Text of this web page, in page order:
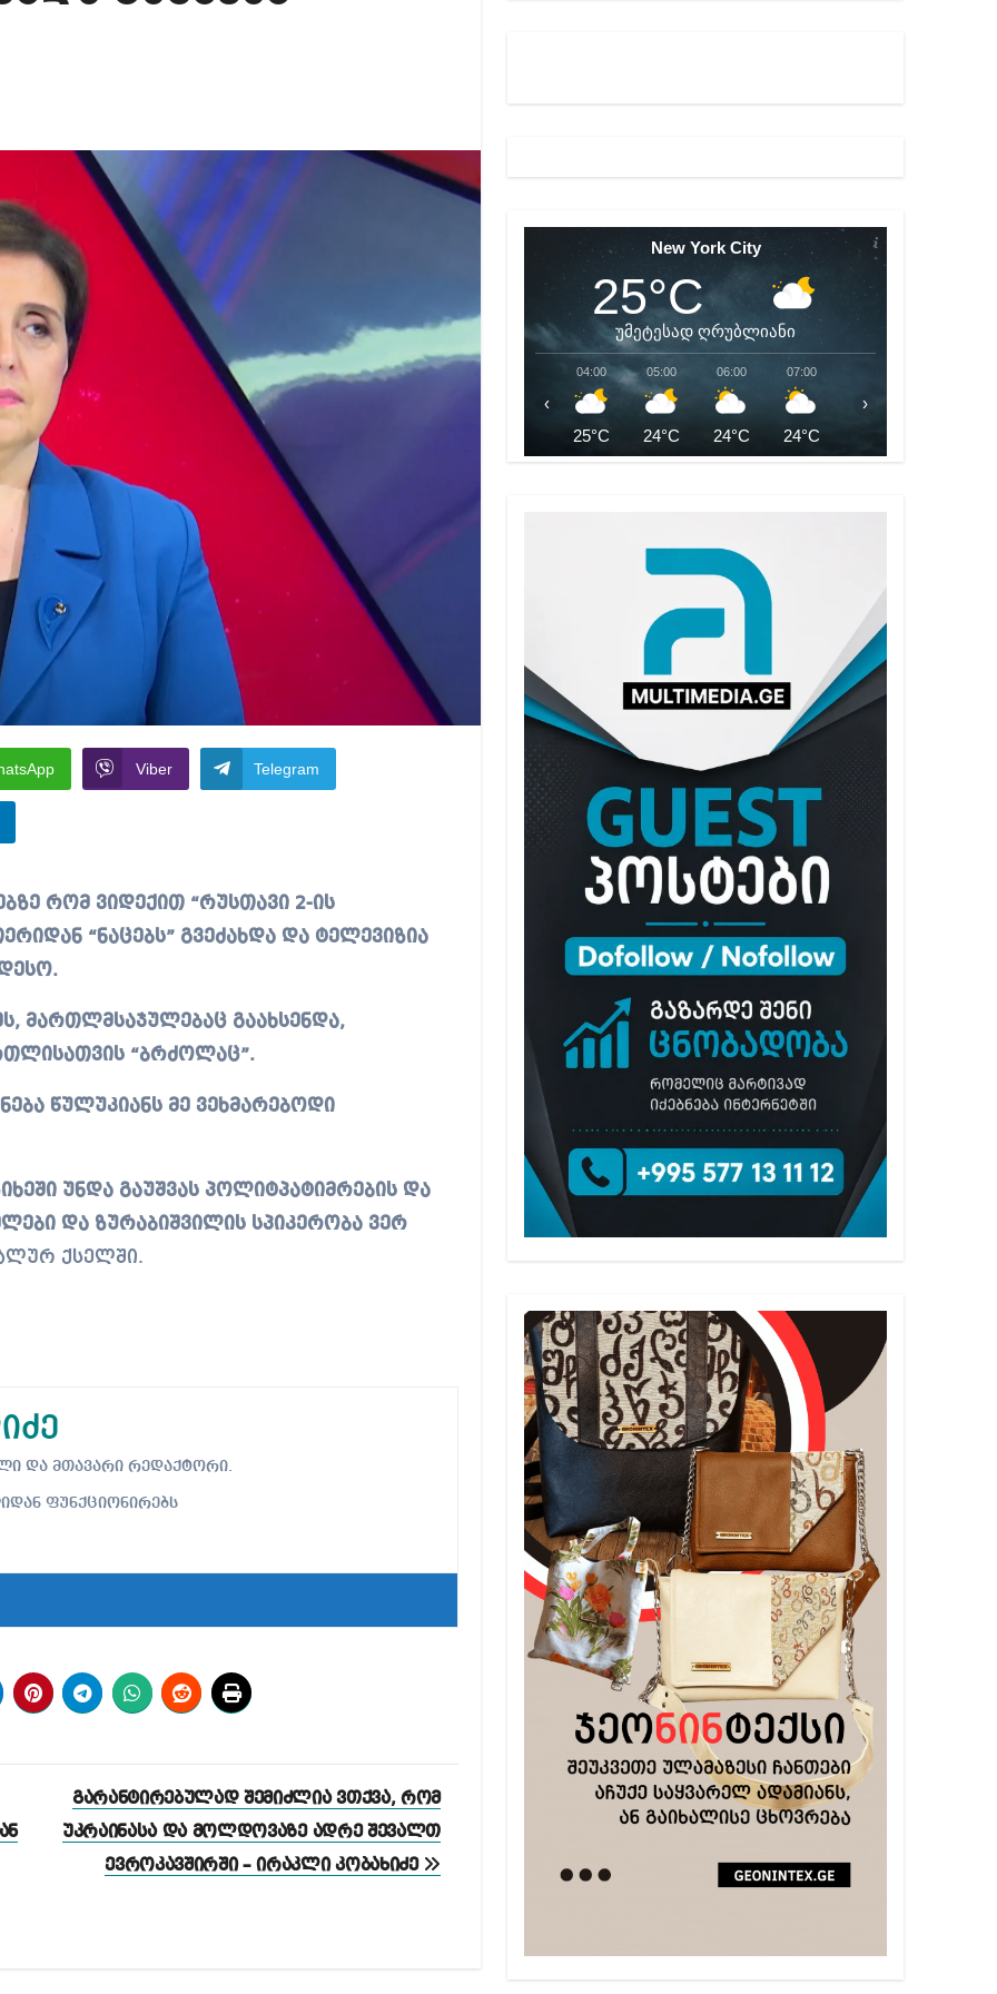
Viber Telegram
“ნაცებს” გვეძახდა და ტელევიზია
მართლმსაჯულებაც გაახსენდა,
“ბრძოლაც”.
წულუკიანს მე ვეხმარებოდი
უნდა გაუშვას პოლიტპატიმრების და
და ზურაბიშვილის სპიკერობა ვერ
ქსელში.
და მთავარი რედაქტორი.
ფუნქციონირებს
გარანტირებულად შემიძლია ვთქვა, რომ
უკრაინასა და მოლდოვაზე ადრე შევალთ
ევროკავშირში – ირაკლი კობახიძე
New York City
25°C
უმეტესად ღრუბლიანი
04:00
25°C
05:00
24°C
06:00
24°C
07:00
24°C
‹ ›